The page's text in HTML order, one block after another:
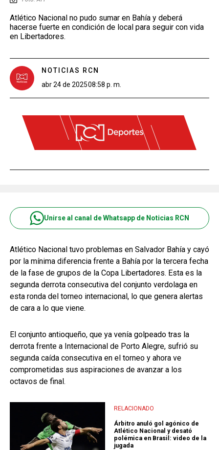
Atlético Nacional no pudo sumar en Bahía y deberá
hacerse fuerte en condición de local para seguir con vida
en Libertadores.
NOTICIAS RCN
abr 24 de 202508:58 p. m.
Unirse al canal de Whatsapp de Noticias RCN
Atlético Nacional tuvo problemas en Salvador Bahía y cayó
por la mínima diferencia frente a Bahía por la tercera fecha
de la fase de grupos de la Copa Libertadores. Esta es la
segunda derrota consecutiva del conjunto verdolaga en
esta ronda del torneo internacional, lo que genera alertas
de cara a lo que viene.
El conjunto antioqueño, que ya venía golpeado tras la
derrota frente a Internacional de Porto Alegre, sufrió su
segunda caída consecutiva en el torneo y ahora ve
comprometidas sus aspiraciones de avanzar a los
octavos de final.
RELACIONADO
Árbitro anuló gol agónico de
Atlético Nacional y desató
polémica en Brasil: video de la
jugada